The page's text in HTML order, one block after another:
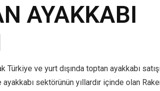
AYAKKABI
Türkiye ve yurt dışında toptan ayakkabı
ayakkabı sektörünün yıllardır içinde olan